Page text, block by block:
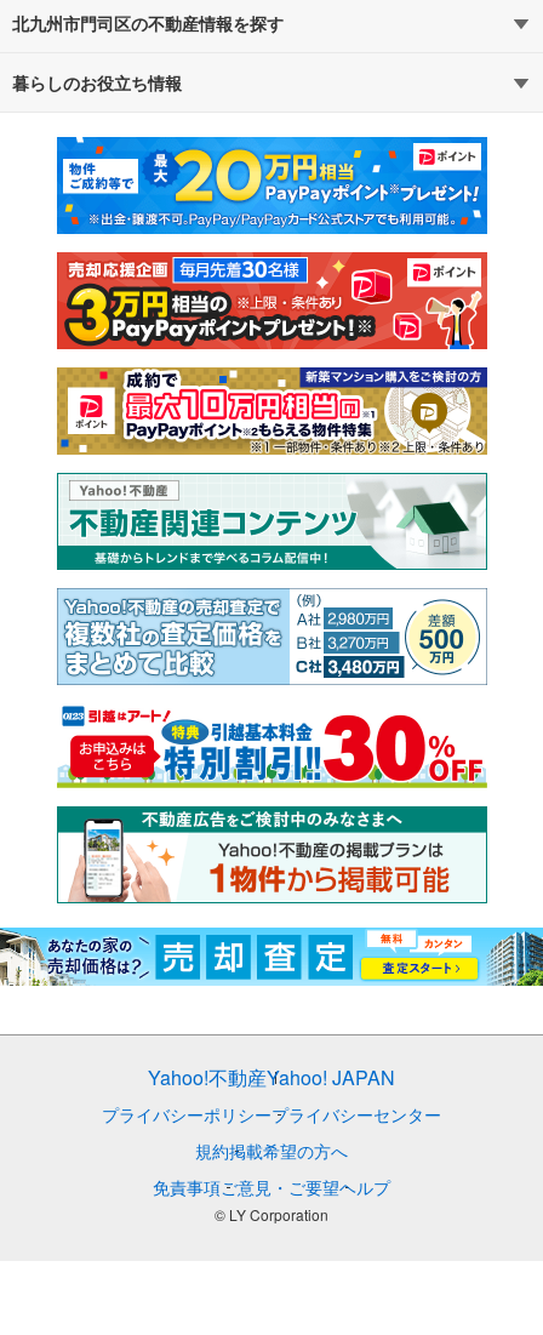
路線・駅から探す
通勤・通学時間から探す
北九州市門司区の不動産情報を探す
不動産・住宅
新築マンション 中古マンション
新築一戸建て 中古一戸建て
注文住宅 土地
売却査定
暮らしのお役立ち情報
マンションカタログ 教えて！住まいの先生
Yahoo!不動産Yahoo! JAPAN
プライバシーポリシープライバシーセンター
規約掲載希望の方へ
免責事項ご意見・ご要望ヘルプ
© LY Corporation